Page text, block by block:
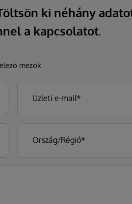
ki néhány
a kapcsolatot.
mezők